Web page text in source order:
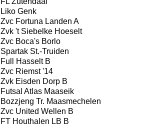
Liko Genk
Zvc Fortuna Landen A
Zvk 't Siebelke Hoeselt
Zvc Boca's Borlo
Spartak St.-Truiden
Full Hasselt B
Zvc Riemst '14
Zvk Eisden Dorp B
Futsal Atlas Maaseik
Bozzjeng Tr. Maasmechelen
Zvc United Wellen B
FT Houthalen LB B